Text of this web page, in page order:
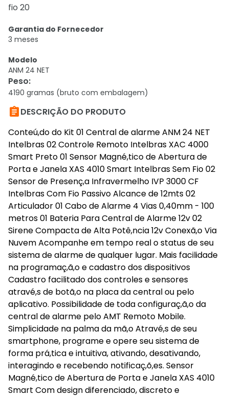
fio 20
Garantia do Fornecedor
3 meses
Modelo
ANM 24 NET
Peso:
4190 gramas (bruto com embalagem)
DESCRIÇÃO DO PRODUTO
Conteú,do do Kit 01 Central de alarme ANM 24 NET
Intelbras 02 Controle Remoto Intelbras XAC 4000
Smart Preto 01 Sensor Magné,tico de Abertura de
Porta e Janela XAS 4010 Smart Intelbras Sem Fio 02
Sensor de Presenç,a Infravermelho IVP 3000 CF
Intelbras Com Fio Passivo Alcance de 12mts 02
Articulador 01 Cabo de Alarme 4 Vias 0,40mm - 100
metros 01 Bateria Para Central de Alarme 12v 02
Sirene Compacta de Alta Potê,ncia 12v Conexã,o Via
Nuvem Acompanhe em tempo real o status de seu
sistema de alarme de qualquer lugar. Mais facilidade
na programaç,ã,o e cadastro dos dispositivos
Cadastro facilitado dos controles e sensores
atravé,s de botã,o na placa da central ou pelo
aplicativo. Possibilidade de toda configuraç,ã,o da
central de alarme pelo AMT Remoto Mobile.
Simplicidade na palma da mã,o Atravé,s de seu
smartphone, programe e opere seu sistema de
forma prá,tica e intuitiva, ativando, desativando,
interagindo e recebendo notificaç,õ,es. Sensor
Magné,tico de Abertura de Porta e Janela XAS 4010
Smart Com design diferenciado, discreto e